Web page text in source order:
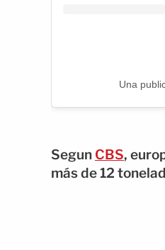
Una
Segun CBS,
más de 12